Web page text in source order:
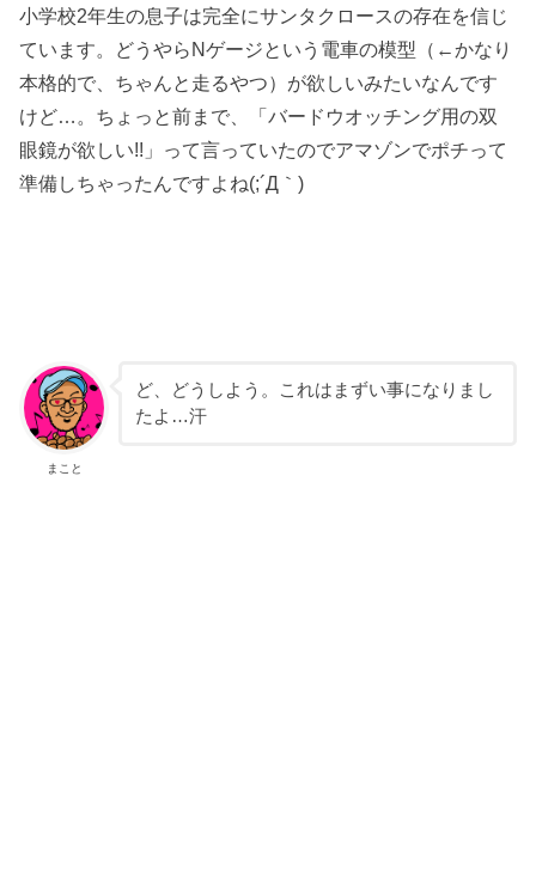
小学校2年生の息子は完全にサンタクロースの存在を信じ
ています。どうやらNゲージという電車の模型（←かなり
本格的で、ちゃんと走るやつ）が欲しいみたいなんです
けど…。ちょっと前まで、「バードウオッチング用の双
眼鏡が欲しい!!」って言っていたのでアマゾンでポチって
準備しちゃったんですよね(;´Д｀)
まこと
ど、どうしよう。これはまずい事になりまし
たよ…汗